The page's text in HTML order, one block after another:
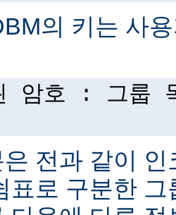
의 키는 사
암호 : 그
전과 같이
표로 구분한